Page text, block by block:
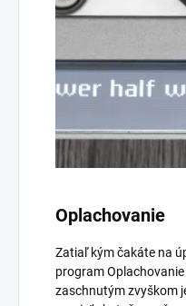
Oplachovanie
Zatiaľ kým čakáte na
program
zaschnutým zvyškom